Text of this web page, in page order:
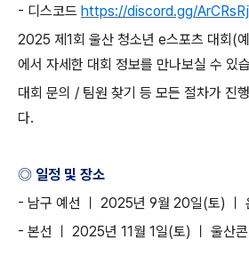
- 디스코드 https://discord.gg/
2025 제 1회 울산 청소년 e스포츠 대회 (
에서 자세한 대회 정보를 만나보실 수 있
대회 문의 / 팀원 찾기 등 모든 절차가 진
다.
◎ 일정 및 장소
- 남구 예선 ㅣ 2025년 9월 20일(토)
ㅣ
- 본선 ㅣ 2025년 11월 1일(토) ㅣ 울산